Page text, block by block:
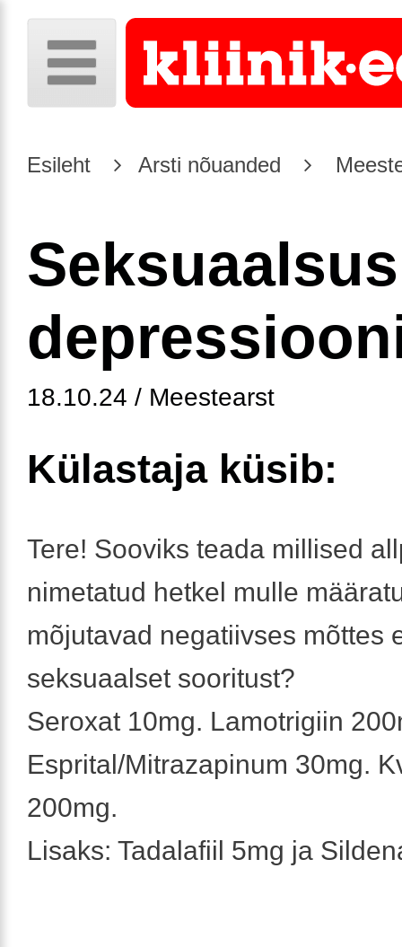
Esileht Arsti nõuanded
18.10.24 / Meestearst
Külastaja küsib:
Tere! Sooviks teada millised
nimetatud hetkel mulle
mõjutavad negatiivses mõttes
seksuaalset sooritust?
Seroxat 10mg. Lamotrigiin
Esprital/Mitrazapinum 30mg.
200mg.
Lisaks: Tadalafiil 5mg ja